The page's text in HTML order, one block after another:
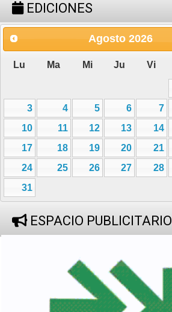
EDICIONES
Agosto 2026
Lu Ma Mi Ju Vi
3
4 5 6 7
10
11 12 13 14
17
18 19 20 21
24
25 26 27 28
31
ESPACIO PUBLICITARIO